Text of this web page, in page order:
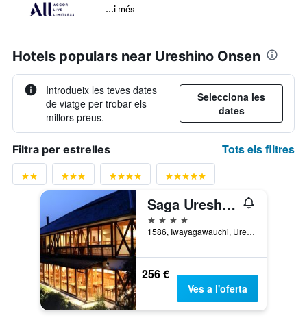
...i més
Hotels populars near Ureshino Onsen
Introdueix les teves dates
de viatge per trobar els
millors preus.
Selecciona les
dates
Filtra per estrelles Tots els filtres
Saga Ureshino Spa Shiibasanso
4 estrelles
1586, Iwayagawauchi, Ureshino, Japó
256 €
Ves a l'oferta